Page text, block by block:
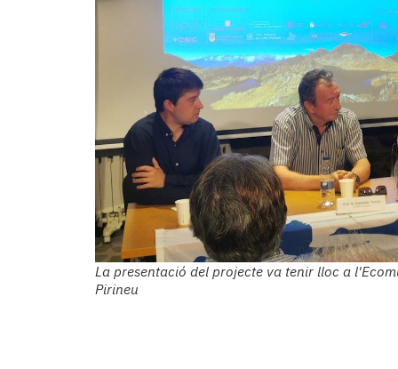
La presentació del projecte va tenir lloc a
Pirineu